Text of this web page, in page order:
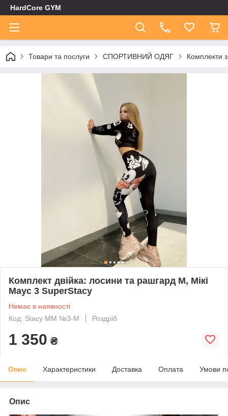
HardCore GYM
Товари та послуги СПОРТИВНИЙ ОДЯГ Комплекти
Комплект двійка: лосини та рашгард M, Мікі
Маус 3 SuperStacy
Немає в наявності
Код: Stacy ММ №3-M
Роздріб
1 350 ₴
Опис Характеристики Доставка Оплата Умови
Опис